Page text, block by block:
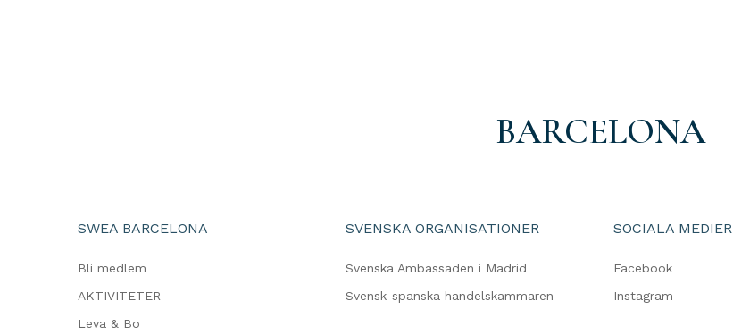
BARCELONA
SWEA BARCELONA
Bli medlem
AKTIVITETER
Leva & Bo
SVENSKA ORGANISATIONER
Svenska Ambassaden i Madrid
Svensk-spanska handelskammaren
SOCIALA MEDIER
Facebook
Instagram